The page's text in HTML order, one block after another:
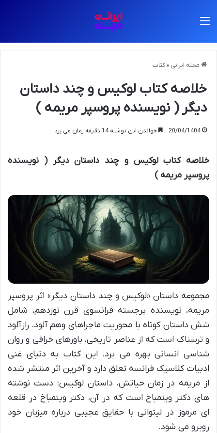
مجله ایرانی » کتاب
خلاصه کتاب لوکیس و چند داستان
دیگر ( نویسنده پروسپر مریمه )
20/04/1404 خواندن این نوشته 14 دقیقه زمان می برد
خلاصه کتاب لوکیس و چند داستان دیگر ( نویسنده
پروسپر مریمه )
مجموعه داستان «لوکیس و چند داستان دیگر» اثر پروسپر
مریمه، نویسنده برجسته فرانسوی قرن نوزدهم، شامل
شش داستان کوتاه با محوریت ماجراهای وهم آلود، رازآلود
و ترسناک است که از عناصر تاریخی، باورهای خرافی و روان
شناسی انسانی بهره می برد. این کتاب به دنیای غنی
ادبیات کلاسیک فرانسه تعلق دارد و آخرین اثر منتشر شده
از مریمه در زمان حیاتش، داستان لوکیس: دست نوشته
های دکتر ویتمباخ است که در آن، دکتر ویتمباخ در قلعه
ای مرموز در لیتوانی با حقایق عجیبی درباره میزبان خود
روبرو می شود.